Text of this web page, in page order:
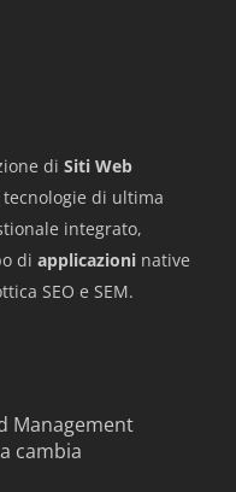
di Siti Web
tecnologie di ultima
integrato,
di applicazioni native
SEO e SEM.
Management
cambia